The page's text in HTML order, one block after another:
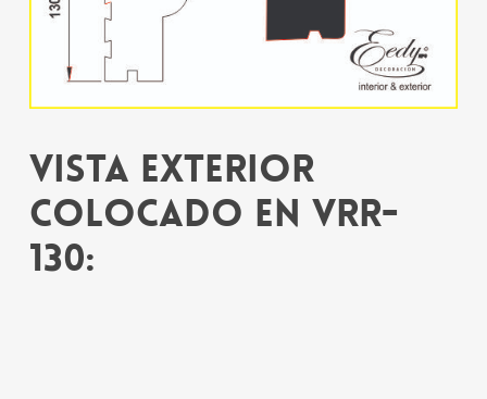
Vista exterior
colocado en VRR-
130: